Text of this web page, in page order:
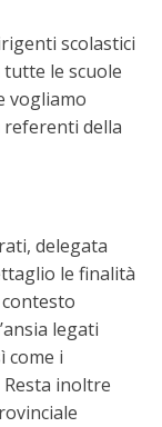
scolastici
le scuole
vogliamo
della
delegata
le finalità
contesto
legati
come i
inoltre